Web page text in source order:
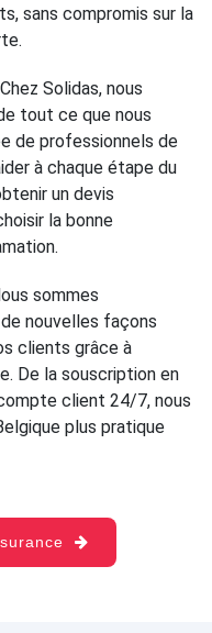
sans compromis sur la
Solidas, nous
tout ce que nous
de professionnels de
à chaque étape du
un devis
la bonne
sommes
nouvelles façons
clients grâce à
De la souscription en
client 24/7, nous
plus pratique